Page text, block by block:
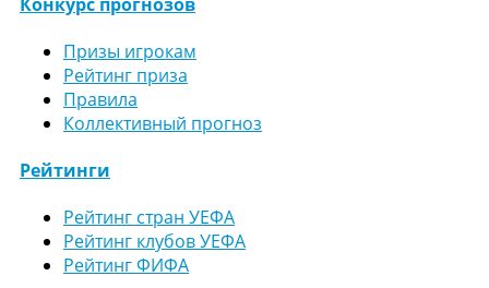
Призы игрокам
Рейтинг приза
Правила
Коллективный прогноз
Рейтинги
Рейтинг стран УЕФА
Рейтинг клубов УЕФА
Рейтинг ФИФА